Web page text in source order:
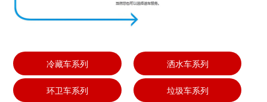
冷藏车系列 洒水车系列
环卫车系列 垃圾车系列